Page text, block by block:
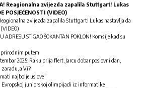
Reagionalna zvijezda zapalila Stuttgart! Lukas
POSJEĆENOSTI (VIDEO)
zvijezda zapalila Stuttgart! Lukas nastavlja da
(VIDEO)
STIGAO ŠOKANTAN POKLON! Komšije kad su
prirodnim putem
2025: Raku prija flert, Jarcu dobar poslovni dan,
a Vi?
najbolje uslove”
Evropskoj juniorskoj olimpijadi iz informatike